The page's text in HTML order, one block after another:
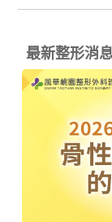
最新整形消